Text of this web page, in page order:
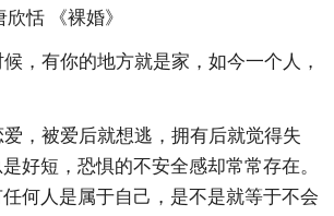
恬 《裸婚》
，有你的地方就是家，如今一个人，
，被爱后就想逃，拥有后就觉得失
好短，恐惧的不安全感却常常存在。
何人是属于自己，是不是就等于不会